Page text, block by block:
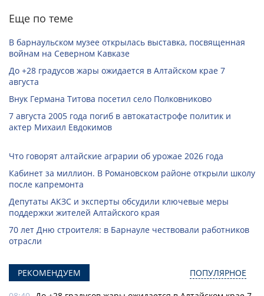
Еще по теме
В барнаульском музее открылась выставка, посвященная
войнам на Северном Кавказе
До +28 градусов жары ожидается в Алтайском крае 7
августа
Внук Германа Титова посетил село Полковниково
7 августа 2005 года погиб в автокатастрофе политик и
актер Михаил Евдокимов
Что говорят алтайские аграрии об урожае 2026 года
Кабинет за миллион. В Романовском районе открыли школу
после капремонта
Депутаты АКЗС и эксперты обсудили ключевые меры
поддержки жителей Алтайского края
70 лет Дню строителя: в Барнауле чествовали работников
отрасли
РЕКОМЕНДУЕМ ПОПУЛЯРНОЕ